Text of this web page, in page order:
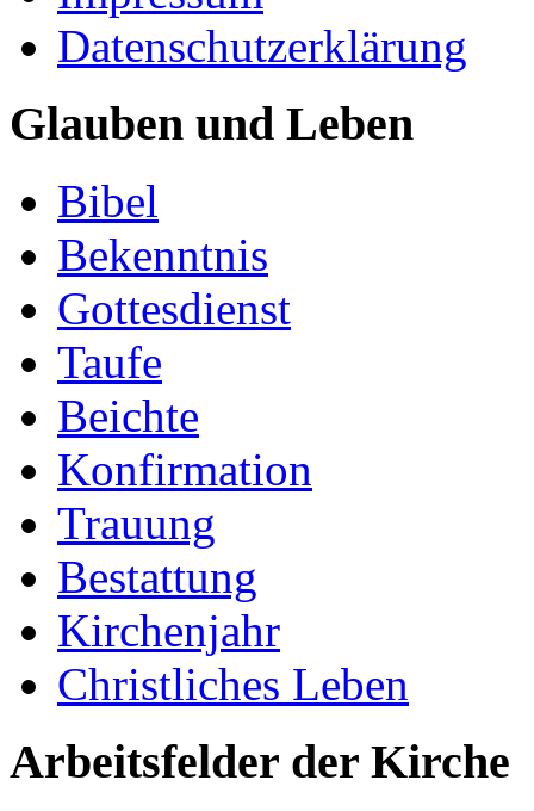
Datenschutzerklärung
Glauben und Leben
Bibel
Bekenntnis
Gottesdienst
Taufe
Beichte
Konfirmation
Trauung
Bestattung
Kirchenjahr
Christliches Leben
Arbeitsfelder der Kirche